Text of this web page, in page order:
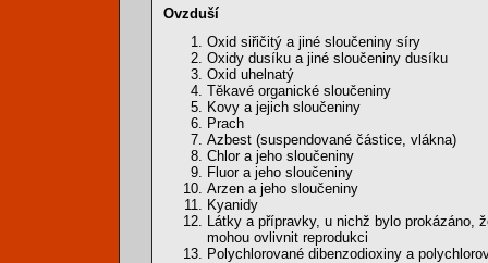
Ovzduší
Oxid siřičitý a jiné sloučeniny síry
Oxidy dusíku a jiné sloučeniny dusíku
Oxid uhelnatý
Těkavé organické sloučeniny
Kovy a jejich sloučeniny
Prach
Azbest (suspendované částice, vlákna)
Chlor a jeho sloučeniny
Fluor a jeho sloučeniny
Arzen a jeho sloučeniny
Kyanidy
Látky a přípravky, u nichž bylo
mohou ovlivnit reprodukci
Polychlorované dibenzodioxiny a